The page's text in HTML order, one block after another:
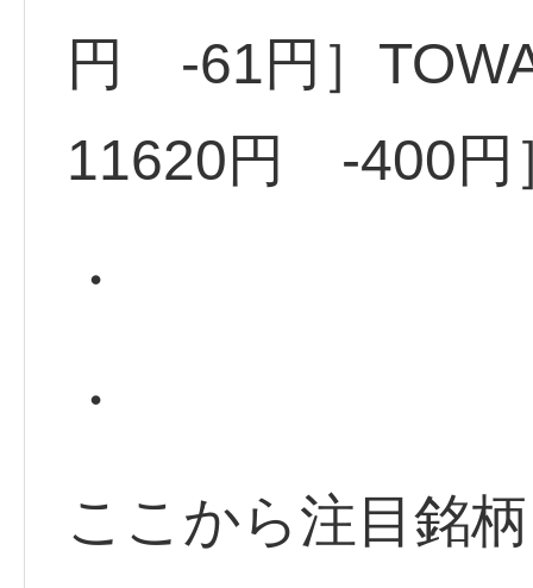
円 -61円］
11620円 -400円
・
・
ここから注目銘柄